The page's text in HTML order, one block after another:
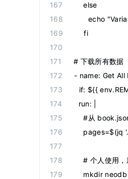
    else
echo
    fi
# 下载所有数据
- name: Get All
  if
: ${{
  run
:
#从
pages=$(jq
# 个人使用
    mkdir neodb